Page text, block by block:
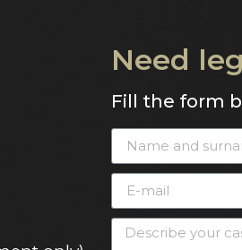
Need
Fill the form